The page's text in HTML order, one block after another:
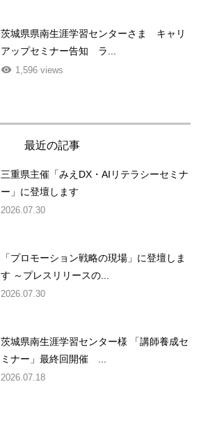
茨城県県南生涯学習センターさま キャリ
アップセミナー告知 ラ...
1,596 views
最近の記事
三重県主催「みえDX・AIリテラシーセミナ
ー」に登壇します
2026.07.30
「プロモーション戦略の現場」に登壇しま
す ～プレスリリースの...
2026.07.30
茨城県南生涯学習センター様 「講師養成セ
ミナー」最終回開催 ...
2026.07.18